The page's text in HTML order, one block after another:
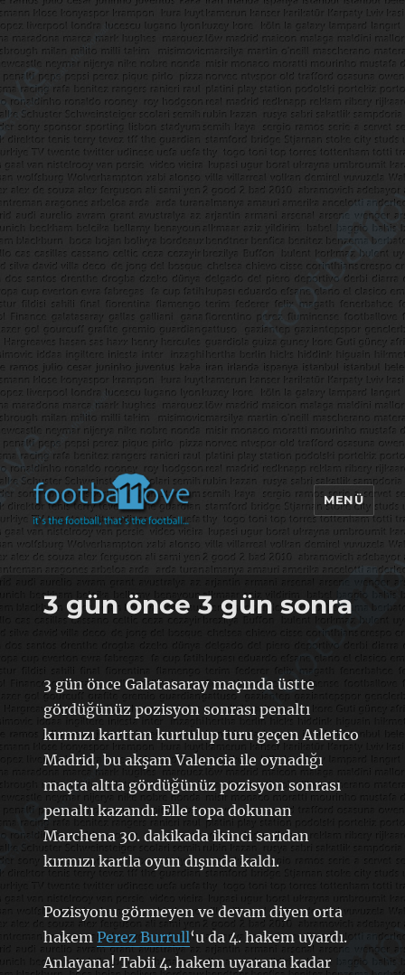
footbaLLove
MENÜ
3 gün önce 3 gün sonra
3 gün önce Galatasaray maçında üstte
gördüğünüz pozisyon sonrası penaltı
kırmızı karttan kurtulup turu geçen Atletico
Madrid, bu akşam Valencia ile oynadığı
maçta altta gördüğünüz pozisyon sonrası
penaltı kazandı. Elle topa dokunan
Marchena 30. dakikada ikinci sarıdan
kırmızı kartla oyun dışında kaldı.
Pozisyonu görmeyen ve devam diyen orta
hakem Perez Burrull‘u da 4. hakem uyardı.
Anlayana! Tabii 4. hakem uyarana kadar